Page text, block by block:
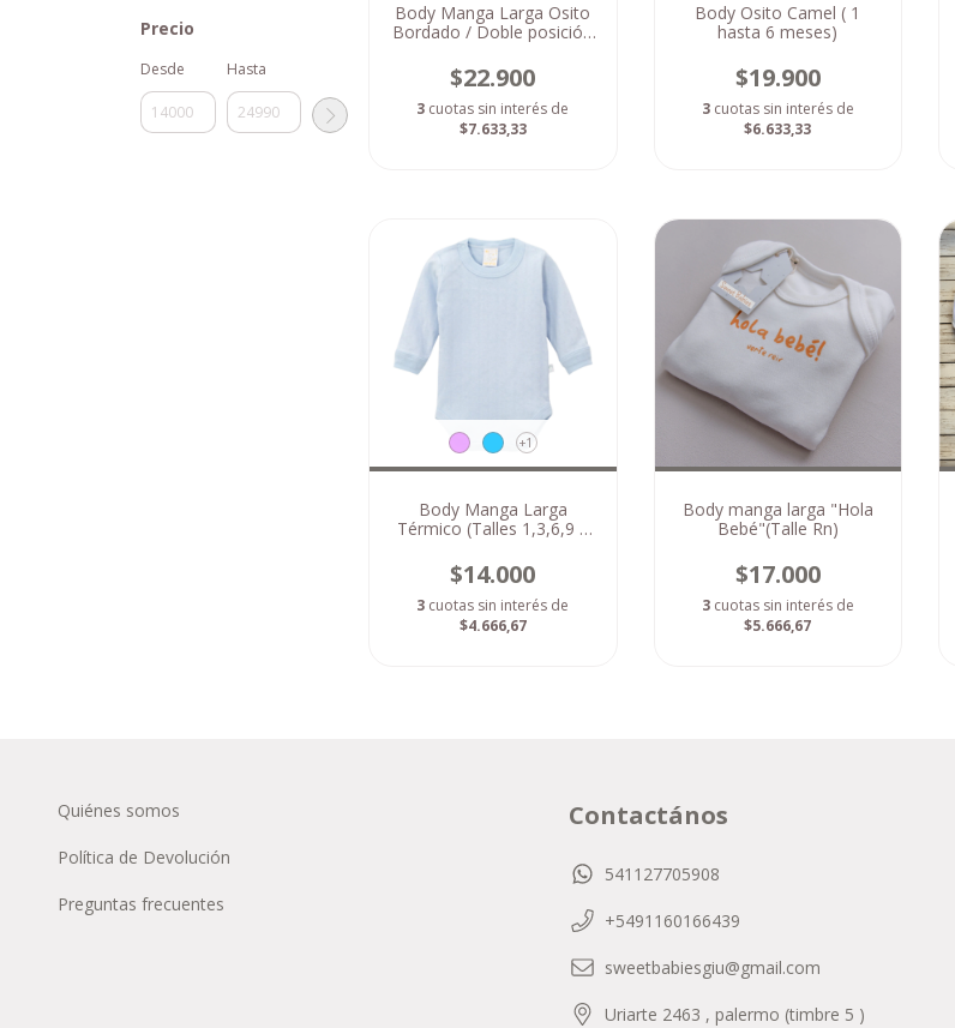
Precio
Desde Hasta
Body Manga Larga Osito
Bordado / Doble posición
$22.900
3 cuotas sin interés de
$7.633,33
Body Osito Camel ( 1
hasta 6 meses)
$19.900
3 cuotas sin interés de
$6.633,33
+1
Body Manga Larga
Térmico (Talles 1,3,6,9 y
$14.000
3 cuotas sin interés de
$4.666,67
Body manga larga "Hola
Bebé"(Talle Rn)
$17.000
3 cuotas sin interés de
$5.666,67
Quiénes somos
Política de Devolución
Preguntas frecuentes
Contactános
541127705908
+5491160166439
sweetbabiesgiu@gmail.com
Uriarte 2463 , palermo (timbre 5 )